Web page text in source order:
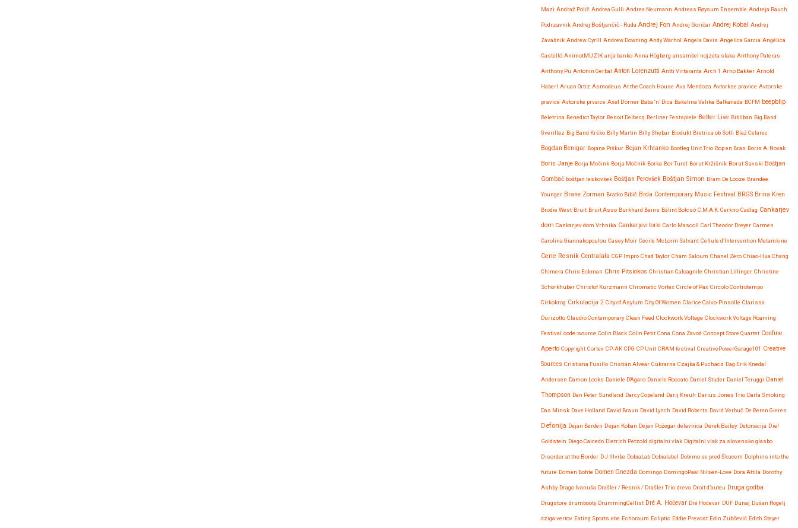
Mazi Andraž Polič Andrea Gulli Andrea Neumann Andreas Røysum Ensemble Andreja Rauch
Podrzavnik Andrej Boštjančič - Ruda Andrej Fon Andrej Goričar Andrej Kobal Andrej
Zavašnik Andrew Cyrill Andrew Downing Andy Warhol Angela Davis Angelica Garcia Angélica
Castelló AnimotMUZIK anja banko Anna Högberg ansambel nojzeta slaka Anthony Pateras
Anthony Pu Antonin Gerbal Anton Lorenzutti Antti Virtaranta Arch 1 Arno Bakker Arnold
Haberl Aruan Ortiz Asmodeus At the Coach House Ava Mendoza Avtorkse pravice Avtorske
pravice Avtorske prvaice Axel Dörner Baba ‘n’ Dica Bakalina Velika Balkanada BCFM beepblip
Beletrina Benedict Taylor Benoit Delbecq Berliner Festspiele Better Live Bibliban Big Band
Gverillaz Big Band Krško Billy Martin Billy Shebar Biodukt Bistrica ob Sotli Blaž Celarec
Bogdan Benigar Bojana Piškur Bojan Krhlanko Bootleg Unit Trio Bop en Bras Boris A. Novak
Boris Janje Borja Močink Borja Močnik Borka Bor Turel Borut Kržišnik Borut Savski Boštjan
Gombač boštjan leskovšek Boštjan Perovšek Boštjan Simon Bram De Looze Brandee
Younger Brane Zorman Bratko Bibič Brda Contemporary Music Festival BRGS Brina Kren
Brodie West Bruit Bruit Asso Burkhard Beins Bálint Bolcsó C.M.A.K. Cerkno Cadlag Cankarjev
dom Cankarjev dom Vrhnika Cankarjevi torki Carlo Mascoli Carl Theodor Dreyer Carmen
Carolina Giannakopoulou Casey Moir Cecile McLorin Salvant Cellule d’Intervention Metamkine
Cene Resnik Centralala CGP Impro Chad Taylor Cham Saloum Chanel Zero Chiao-Hua Chang
Chimera Chris Eckman Chris Pitsiokos Christian Calcagnile Christian Lillinger Christine
Schörkhuber Christof Kurzmann Chromatic Vortex Circle of Pax Circolo Controtempo
Cirkokrog Cirkulacija 2 City of Asylum City Of Women Clarice Calvo-Pinsolle Clarissa
Durizotto Claudio Contemporary Clean Feed Clockwork Voltage Clockwork Voltage Roaming
Festival code::source Colin Black Colin Petit Cona Cona Zavod Concept Store Quartet Confine
Aperto Copyright Cortex CP-AK CPG CP Unit CRAM festival CreativePowerGarage101 Creative
Sources Cristiana Fusillo Cristián Alvear Cukrarna Czajka & Puchacz Dag Erik Knedal
Andersen Damon Locks Daniele D'Agaro Daniele Roccato Daniel Studer Daniel Teruggi Daniel
Thompson Dan Peter Sundland Darcy Copeland Darij Kreuh Darius Jones Trio Darla Smoking
Das Minsk Dave Holland David Braun David Lynch David Roberts David Verbuč De Beren Gieren
Defonija Dejan Berden Dejan Koban Dejan Požegar delavnica Derek Bailey Detonacija Die!
Goldstein Diego Caicedo Dietrich Petzold digitalni vlak Digitalni vlak za slovensko glasbo
Disorder at the Border DJ Illvibe DobiaLab Dobialabel Dobimo se pred Škucem Dolphins into the
future Domen Bohte Domen Gnezda Domingo DomingoPaal Nilsen-Love Dora Attila Dorothy
Ashby Drago Ivanuša Drašler / Resnik / Drašler Trio drevo Droit d’auteu Druga godba
Drugstore drumbooty DrummingCellist Dré A. Hočevar Dré Hočevar DUF Dunaj Dušan Rogelj
dziga vertov Eating Sports ebe Echoraum Ecliptic Eddie Prevost Edin Zubčević Edith Steyer